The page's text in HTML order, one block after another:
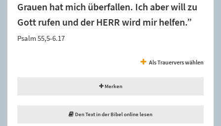
Grauen hat mich überfallen. Ich aber will zu
Gott rufen und der HERR wird mir helfen.”
Psalm 55,5-6.17
Als Trauervers wählen
Merken
Den Text in der Bibel online lesen